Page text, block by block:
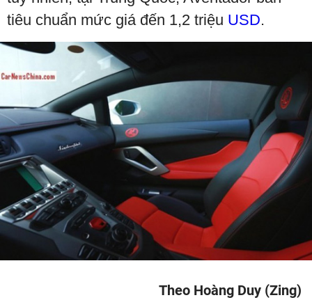
tiêu chuẩn mức giá đến 1,2 triệu USD.
Theo Hoàng Duy (Zing)